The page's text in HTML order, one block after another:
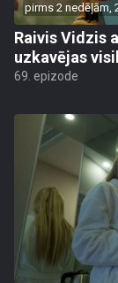
pirms 2 nedēļām,
Raivis Vidzis
uzkavējas
69. epizode